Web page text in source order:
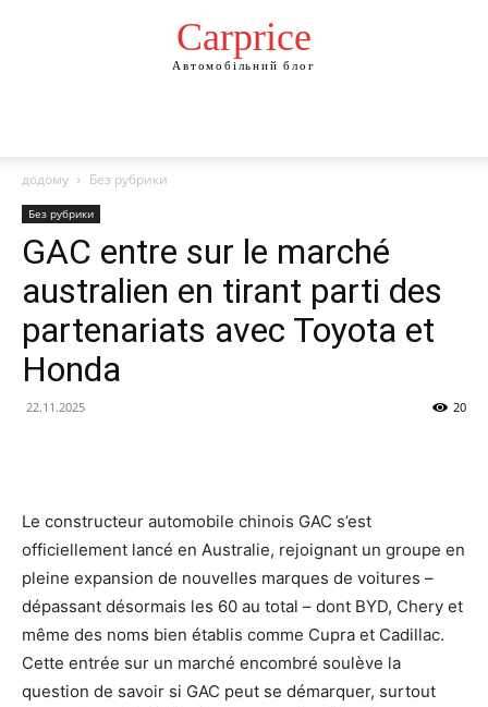
Сarprice
Автомобільний блог
додому Без рубрики
Без рубрики
GAC entre sur le marché
australien en tirant parti des
partenariats avec Toyota et
Honda
22.11.2025 20
Le constructeur automobile chinois GAC s’est
officiellement lancé en Australie, rejoignant un groupe en
pleine expansion de nouvelles marques de voitures –
dépassant désormais les 60 au total – dont BYD, Chery et
même des noms bien établis comme Cupra et Cadillac.
Cette entrée sur un marché encombré soulève la
question de savoir si GAC peut se démarquer, surtout